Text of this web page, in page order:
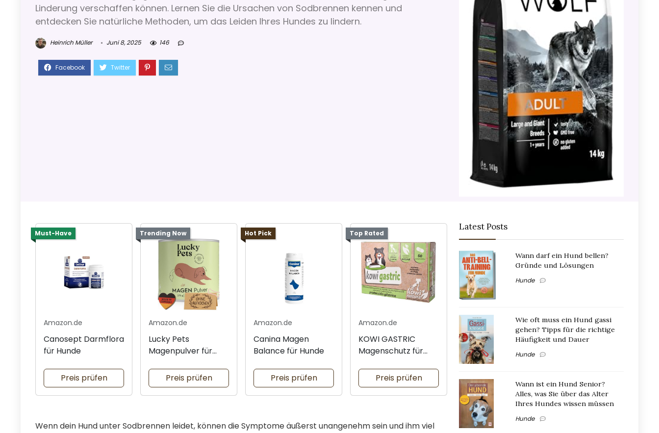
Linderung verschaffen können. Lernen Sie die Ursachen von Sodbrennen kennen und
entdecken Sie natürliche Methoden, um das Leiden Ihres Hundes zu lindern.
Heinrich Müller Juni 8, 2025 146
Must-Have
Amazon.de
Canosept Darmflora
für Hunde
Preis prüfen
Trending Now
Amazon.de
Lucky Pets
Magenpulver für
Preis prüfen
Hot Pick
Amazon.de
Canina Magen
Balance für Hunde
Preis prüfen
Top Rated
Amazon.de
KOWI GASTRIC
Magenschutz für
Preis prüfen
Wenn dein Hund unter Sodbrennen leidet, können die Symptome äußerst unangenehm sein und ihm viel
Latest Posts
Wann darf ein Hund bellen?
Gründe und Lösungen
Hunde
Wie oft muss ein Hund gassi
gehen? Tipps für die richtige
Häufigkeit und Dauer
Hunde
Wann ist ein Hund Senior?
Alles, was Sie über das Alter
Ihres Hundes wissen müssen
Hunde